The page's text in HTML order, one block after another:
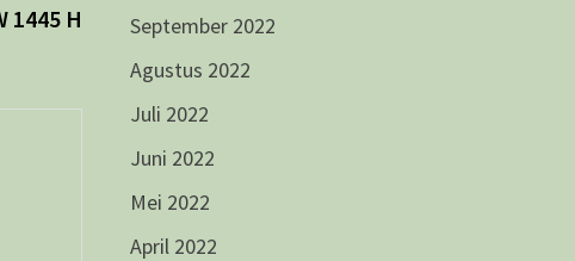
1445 H
September 2022
Agustus 2022
Juli 2022
Juni 2022
Mei 2022
April 2022